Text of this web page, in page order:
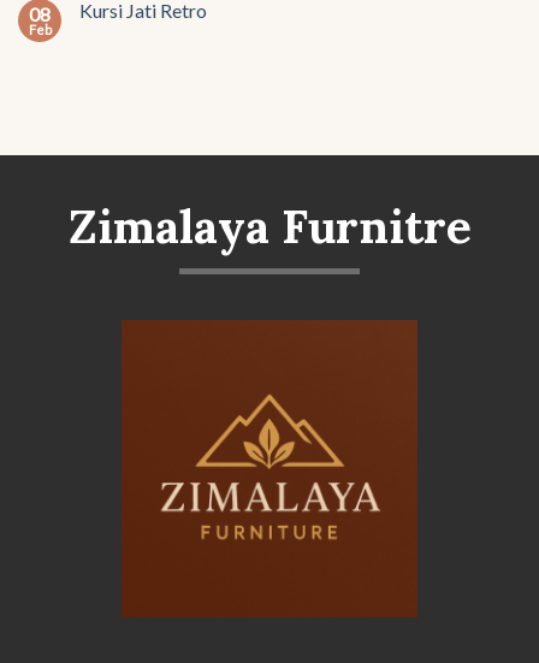
08
Feb
Kursi Jati Retro
Zimalaya Furnitre